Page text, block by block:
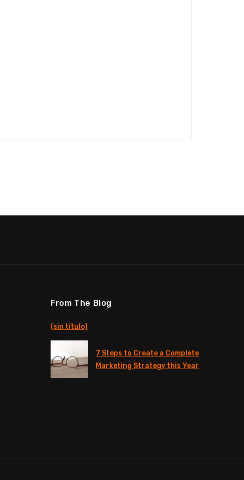
From The Blog
(sin título)
7 Steps to Create a Complete
Marketing Strategy this Year